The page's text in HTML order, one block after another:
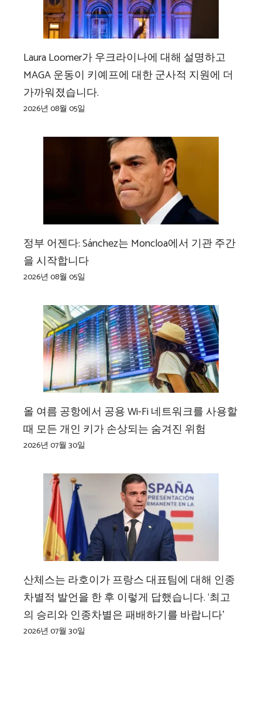
Laura Loomer가 우크라이나에 대해 설명하고
MAGA 운동이 키예프에 대한 군사적 지원에 더
가까워졌습니다.
2026년 08월 05일
정부 어젠다: Sánchez는 Moncloa에서 기관 주간
을 시작합니다
2026년 08월 05일
올 여름 공항에서 공용 Wi-Fi 네트워크를 사용할
때 모든 개인 키가 손상되는 숨겨진 위험
2026년 07월 30일
산체스는 라호이가 프랑스 대표팀에 대해 인종
차별적 발언을 한 후 이렇게 답했습니다. ‘최고
의 승리와 인종차별은 패배하기를 바랍니다’
2026년 07월 30일